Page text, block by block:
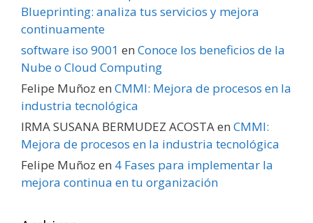
Blueprinting: analiza tus servicios y mejora
continuamente
software iso 9001 en Conoce los beneficios de la
Nube o Cloud Computing
Felipe Muñoz en CMMI: Mejora de procesos en la
industria tecnológica
IRMA SUSANA BERMUDEZ ACOSTAen CMMI:
Mejora de procesos en la industria tecnológica
Felipe Muñoz en 4 Fases para implementar la
mejora continua en tu organización